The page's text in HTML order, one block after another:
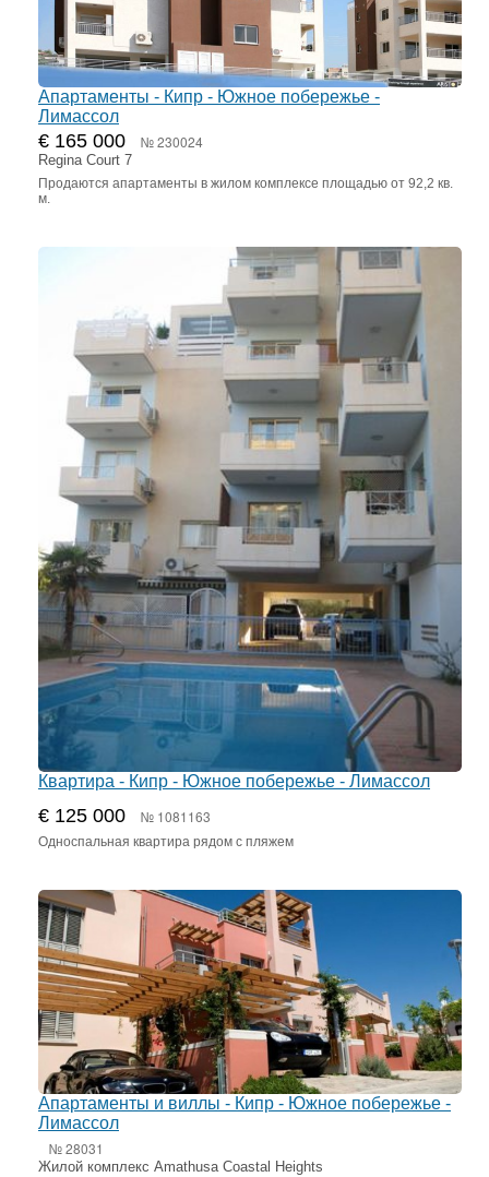
Апартаменты - Кипр - Южное побережье -
Лимассол
€ 165 000 № 230024
Regina Court 7
Продаются апартаменты в жилом комплексе площадью от 92,2 кв.
м.
Квартира - Кипр - Южное побережье - Лимассол
€ 125 000 № 1081163
Односпальная квартира рядом с пляжем
Апартаменты и виллы - Кипр - Южное побережье -
Лимассол
№ 28031
Жилой комплекс Amathusa Coastal Heights